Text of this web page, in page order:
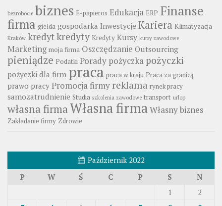
bezrobocie biznes E-papieros Edukacja ERP Finanse
firma giełda gospodarka Inwestycje Kariera Klimatyzacja
Kraków kredytkredyty Kredyty Kursy kursy zawodowe
Marketing moja firma Oszczędzanie Outsourcing
pieniądze Podatki Porady pożyczka pożyczki
pożyczki dla firm praca praca w kraju Praca za granicą
prawo pracy Promocja firmy reklama rynek pracy
samozatrudnienie Studia szkolenia zawodowe transport urlop
własna firmaWłasna firmaWłasny biznes
Zakładanie firmy Zdrowie
Październik 2022
P
W Ś C P S N
1
2